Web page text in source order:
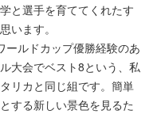
と選手を育ててくれたす
います。
ールドカップ優勝経験のあ
大会でベスト8という、私
リカと同じ組です。簡単
する新しい景色を見るた